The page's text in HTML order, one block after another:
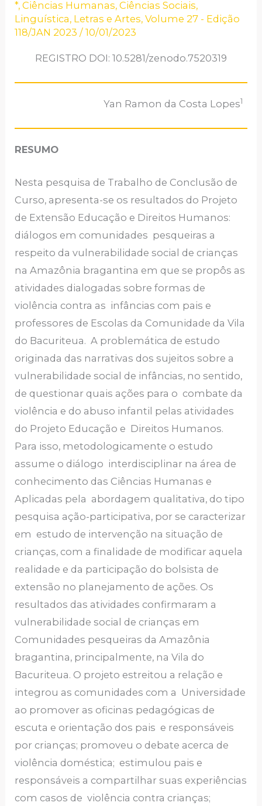
*,Ciências Humanas,Ciências Sociais,
Linguística, Letras e Artes,Volume 27 - Edição
118/JAN 2023 /10/01/2023
REGISTRO DOI: 10.5281/zenodo.7520319
Yan Ramon da Costa Lopes1
RESUMO
Nesta pesquisa de Trabalho de Conclusão de
Curso, apresenta-se os resultados do Projeto
de Extensão Educação e Direitos Humanos:
diálogos em comunidades pesqueiras a
respeito da vulnerabilidade social de crianças
na Amazônia bragantina em que se propôs as
atividades dialogadas sobre formas de
violência contra as infâncias com pais e
professores de Escolas da Comunidade da Vila
do Bacuriteua. A problemática de estudo
originada das narrativas dos sujeitos sobre a
vulnerabilidade social de infâncias, no sentido,
de questionar quais ações para o combate da
violência e do abuso infantil pelas atividades
do Projeto Educação e Direitos Humanos.
Para isso, metodologicamente o estudo
assume o diálogo interdisciplinar na área de
conhecimento das Ciências Humanas e
Aplicadas pela abordagem qualitativa, do tipo
pesquisa ação-participativa, por se caracterizar
em estudo de intervenção na situação de
crianças, com a finalidade de modificar aquela
realidade e da participação do bolsista de
extensão no planejamento de ações. Os
resultados das atividades confirmaram a
vulnerabilidade social de crianças em
Comunidades pesqueiras da Amazônia
bragantina, principalmente, na Vila do
Bacuriteua. O projeto estreitou a relação e
integrou as comunidades com a Universidade
ao promover as oficinas pedagógicas de
escuta e orientação dos pais e responsáveis
por crianças; promoveu o debate acerca de
violência doméstica; estimulou pais e
responsáveis a compartilhar suas experiências
com casos de violência contra crianças;